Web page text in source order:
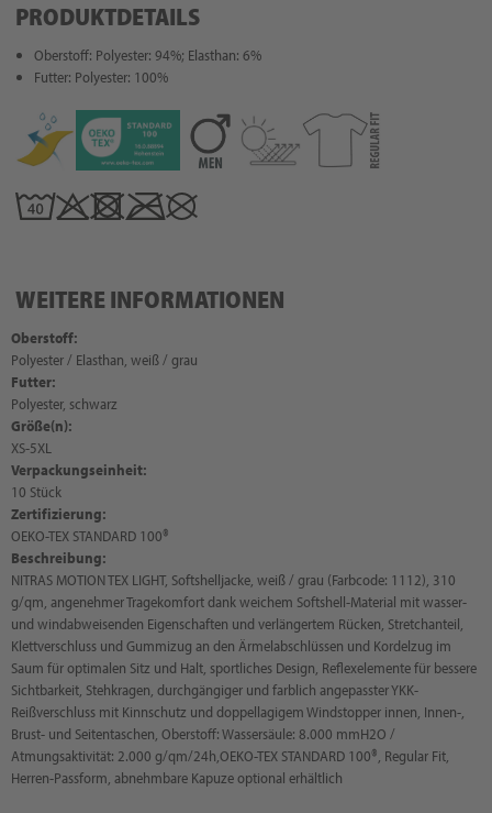
PRODUKTDETAILS
Oberstoff: Polyester: 94%; Elasthan: 6%
Futter: Polyester: 100%
WEITERE INFORMATIONEN
Oberstoff:
Polyester / Elasthan, weiß / grau
Futter:
Polyester, schwarz
Größe(n):
XS-5XL
Verpackungseinheit:
10 Stück
Zertifizierung:
OEKO-TEX STANDARD 100®
Beschreibung:
NITRAS MOTION TEX LIGHT, Softshelljacke, weiß / grau (Farbcode: 1112), 310
g/qm, angenehmer Tragekomfort dank weichem Softshell-Material mit wasser-
und windabweisenden Eigenschaften und verlängertem Rücken, Stretchanteil,
Klettverschluss und Gummizug an den Ärmelabschlüssen und Kordelzug im
Saum für optimalen Sitz und Halt, sportliches Design, Reflexelemente für bessere
Sichtbarkeit, Stehkragen, durchgängiger und farblich angepasster YKK-
Reißverschluss mit Kinnschutz und doppellagigem Windstopper innen, Innen-,
Brust- und Seitentaschen, Oberstoff: Wassersäule: 8.000 mmH2O /
Atmungsaktivität: 2.000 g/qm/24h,OEKO-TEX STANDARD 100®, Regular Fit,
Herren-Passform, abnehmbare Kapuze optional erhältlich